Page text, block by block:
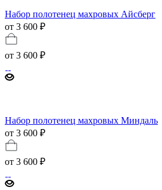
Набор полотенец махровых Айсберг
от 3 600 ₽
от 3 600 ₽
Набор полотенец махровых Миндаль
от 3 600 ₽
от 3 600 ₽